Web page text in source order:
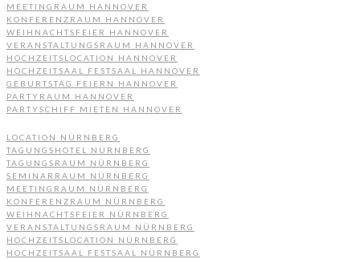
MEETINGRAUM HANNOVER
KONFERENZRAUM HANNOVER
WEIHNACHTSFEIER HANNOVER
VERANSTALTUNGSRAUM HANNOVER
HOCHZEITSLOCATION HANNOVER
HOCHZEITSAAL FESTSAAL HANNOVER
GEBURTSTAG FEIERN HANNOVER
PARTYRAUM HANNOVER
PARTYSCHIFF MIETEN HANNOVER
LOCATION NÜRNBERG
TAGUNGSHOTEL NÜRNBERG
TAGUNGSRAUM NÜRNBERG
SEMINARRAUM NÜRNBERG
MEETINGRAUM NÜRNBERG
KONFERENZRAUM NÜRNBERG
WEIHNACHTSFEIER NÜRNBERG
VERANSTALTUNGSRAUM NÜRNBERG
HOCHZEITSLOCATION NÜRNBERG
HOCHZEITSAAL FESTSAAL NÜRNBERG